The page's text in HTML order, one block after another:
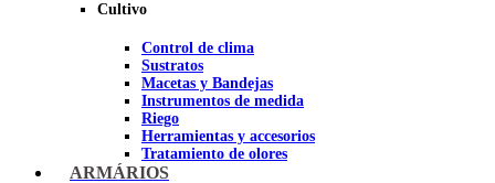
Cultivo
Control de clima
Sustratos
Macetas y Bandejas
Instrumentos de medida
Riego
Herramientas y accesorios
Tratamiento de olores
Insecticidas y fungicidas
ARMÁRIOS